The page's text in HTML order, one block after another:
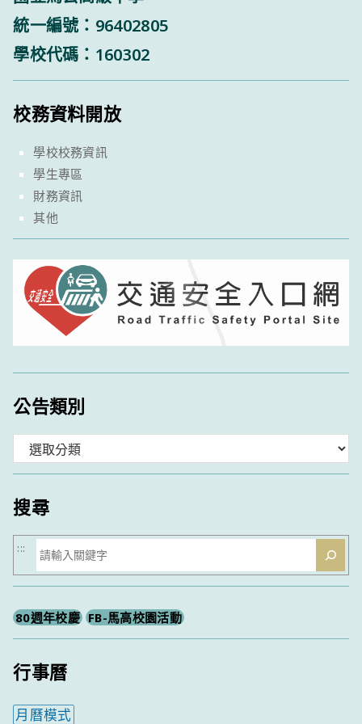
統一編號：96402805
學校代碼：160302
校務資料開放
學校校務資訊
學生專區
財務資訊
其他
公告類別
類
搜尋
搜
尋
:::
80週年校慶 FB-馬高校園活動
行事曆
月曆模式